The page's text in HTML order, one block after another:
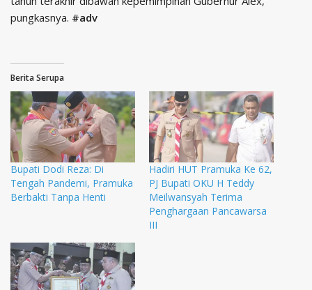
pungkasnya. #adv
Berita Serupa
Bupati Dodi Reza: Di
Tengah Pandemi, Pramuka
Berbakti Tanpa Henti
Hadiri HUT Pramuka Ke 62,
PJ Bupati OKU H Teddy
Meilwansyah Terima
Penghargaan Pancawarsa
III